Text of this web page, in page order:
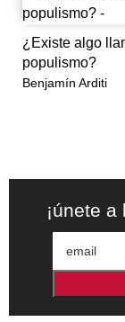
¿Existe algo
populismo?
Benjamín Arditi
¡únete